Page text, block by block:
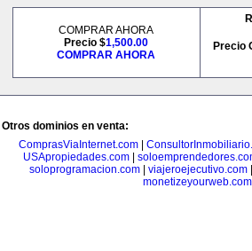
COMPRAR AHORA
Precio $1,500.00
COMPRAR AHORA
Precio
Otros dominios en venta:
ComprasViaInternet.com
USApropiedades.com
soloprogramacion.com
viajeroejecutivo.com
monetizeyourweb.com